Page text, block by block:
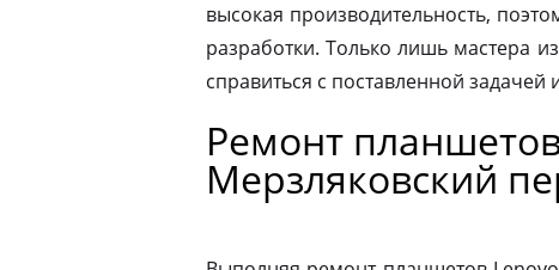
высокая производительность,
разработки. Только лишь мастера
справиться с поставленной
Ремонт
Мерзляковский